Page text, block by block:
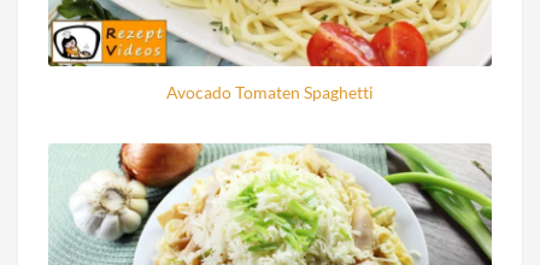
Avocado Tomaten Spaghetti